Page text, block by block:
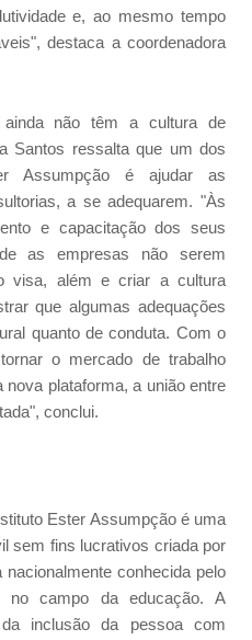
e, ao mesmo tempo
destaca a coordenadora
ainda não têm a cultura de
Santos ressalta que um dos
Assumpção é ajudar as
a se adequarem. "Às
e capacitação dos seus
as empresas não serem
visa, além e criar a cultura
que algumas adequações
quanto de conduta. Com o
o mercado de trabalho
plataforma, a união entre
conclui.
Ester Assumpção é uma
sem fins lucrativos criada por
conhecida pelo
no campo da educação. A
inclusão da pessoa com